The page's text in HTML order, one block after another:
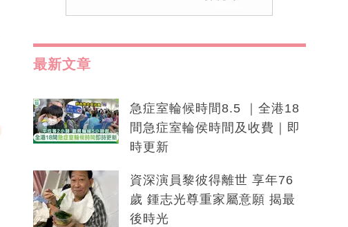
最新文章
急症室輪候時間8.5 ｜全港18
間急症室輪侯時間及收費｜即
時更新
資深演員黎彼得離世 享年76
歲 鍾志光尊重家屬意願 揭最
後時光